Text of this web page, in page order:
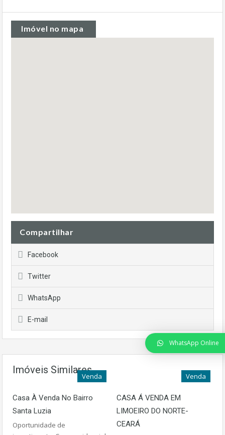
Imóvel no mapa
Compartilhar
Facebook
Twitter
WhatsApp
E-mail
Imóveis Similares
Venda
Casa À Venda No Bairro
Santa Luzia
Oportunidade de
Venda
CASA Á VENDA EM
LIMOEIRO DO NORTE-
CEARÁ
WhatsApp Online